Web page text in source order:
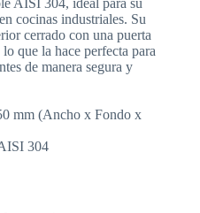
AISI 304, ideal para su
cocinas industriales. Su
cerrado con una puerta
que la hace perfecta para
de manera segura y
mm (Ancho x Fondo x
304